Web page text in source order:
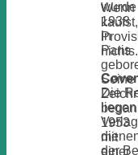
wurde
1938
in
Paris
Seine
1953
mit
einer
nichts.
Cover
Die
der